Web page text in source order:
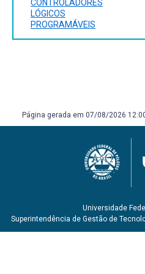
CONTROLADORES
LÓGICOS
PROGRAMÁVEIS
Página gerada em 07/08/2026
Universidade
Superintendência de Gestão de